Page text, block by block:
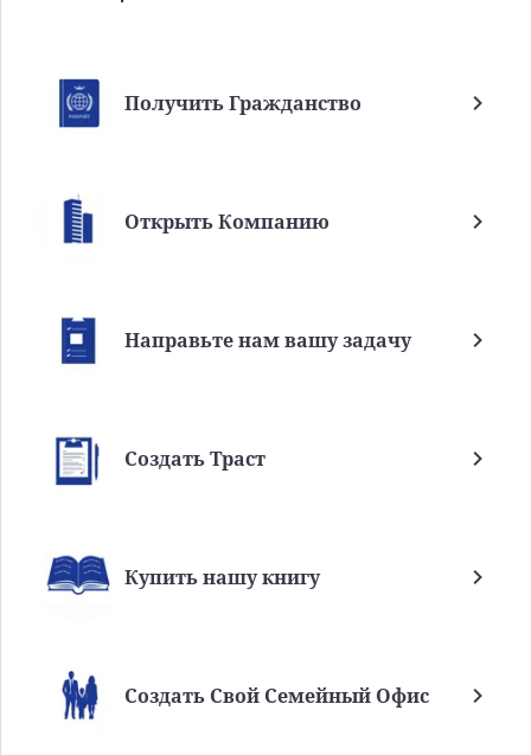
Получить Гражданство
Открыть Компанию
Направьте нам вашу задачу
Создать Траст
Купить нашу книгу
Создать Свой Семейный Офис